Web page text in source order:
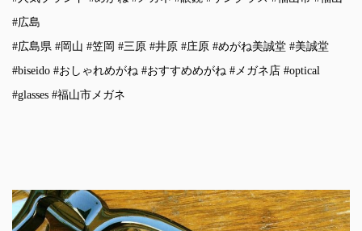
#広島
#広島県 #岡山 #笠岡 #三原 #井原 #庄原 #めがね美誠堂 #美誠堂
#biseido #おしゃれめがね #おすすめめがね #メガネ店 #optical
#glasses #福山市メガネ